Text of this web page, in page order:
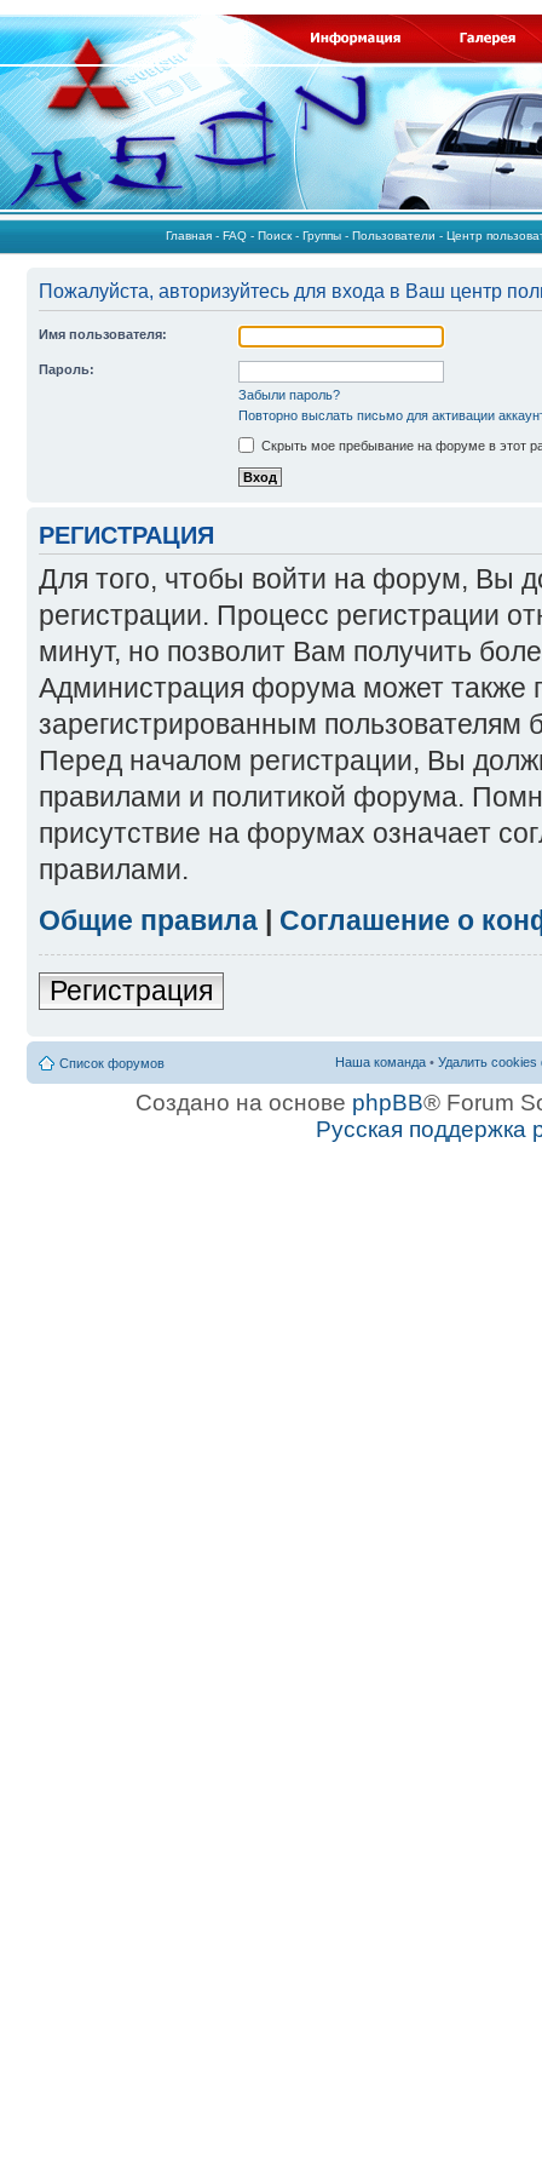
Главная - FAQ - Поиск - Группы - Пользователи - Центр
Пожалуйста, авторизуйтесь для входа в Ваш центр
Имя пользователя:
Пароль:
Забыли пароль?
Повторно выслать письмо для активации
Скрыть мое пребывание на форуме в этот
РЕГИСТРАЦИЯ
Для того, чтобы войти на форум, Вы
регистрации. Процесс регистрации
минут, но позволит Вам получить
Администрация форума может также
зарегистрированным пользователям
Перед началом регистрации, Вы
правилами и политикой форума.
присутствие на форумах означает
правилами.
Общие правила
Соглашение о
Регистрация
Список форумов Наша команда • Удалить
Создано на основе phpBB® Forum
Русская поддержка